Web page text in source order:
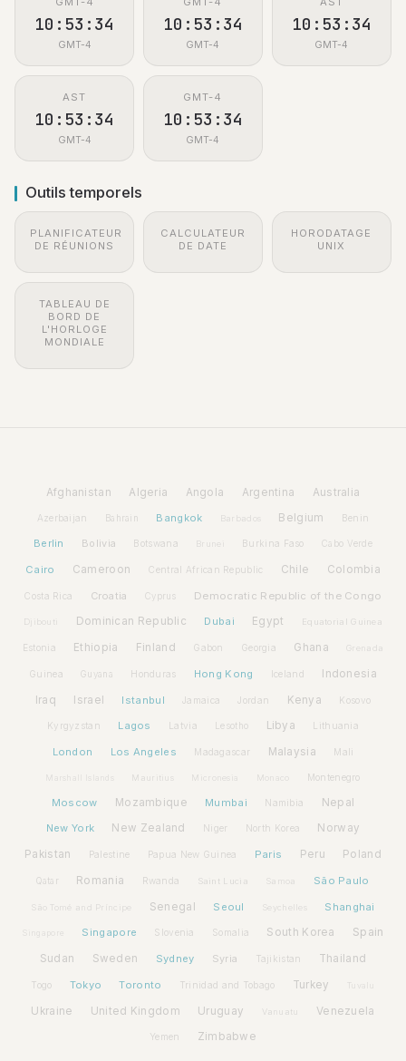
10:53:34
GMT-4
10:53:34
GMT-4
10:53:34
GMT-4
AST
10:53:34
GMT-4
GMT-4
10:53:34
GMT-4
Outils temporels
PLANIFICATEUR
DE RÉUNIONS
CALCULATEUR
DE DATE
HORODATAGE
UNIX
TABLEAU DE
BORD DE
L'HORLOGE
MONDIALE
Afghanistan Algeria Angola Argentina Australia
Azerbaijan Bahrain Bangkok Barbados Belgium Benin
Berlin Bolivia Botswana Brunei Burkina Faso Cabo Verde
Cairo Cameroon Central African Republic Chile Colombia
Costa Rica Croatia Cyprus Democratic Republic of the Congo
Djibouti Dominican Republic Dubai Egypt Equatorial Guinea
Estonia Ethiopia Finland Gabon Georgia Ghana Grenada
Guinea Guyana Honduras Hong Kong Iceland Indonesia
Iraq Israel Istanbul Jamaica Jordan Kenya Kosovo
Kyrgyzstan Lagos Latvia Lesotho Libya Lithuania
London Los Angeles Madagascar Malaysia Mali
Mauritius Micronesia Monaco Montenegro
Moscow Mozambique Mumbai Namibia Nepal
New York New Zealand Niger North Korea Norway
Pakistan Palestine Papua New Guinea Paris Peru Poland
Qatar Romania Rwanda Saint Lucia Samoa São Paulo
São Tomé and Príncipe Senegal Seoul Seychelles Shanghai
Singapore Slovenia Somalia South Korea Spain
Sudan Sweden Sydney Syria Tajikistan Thailand
Togo Tokyo Toronto Trinidad and Tobago Turkey Tuvalu
Ukraine United Kingdom Uruguay Vanuatu Venezuela
Yemen Zimbabwe